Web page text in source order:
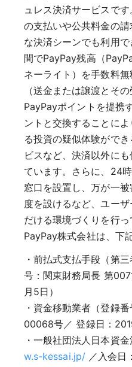
ュレス決済サービスで
の支払いや公共料金の
な決済シーンでも利用
間でPayPay残高（
ネーライト）を手数料無
（送金または譲渡とそ
PayPayポイントを提携
ントと交換することに
る投資の疑似体験がで
ビスなど、決済以外に
ています。さらに、24
窓口を設置し、万が一
度を設けるなど、ユー
だける環境づくりを行っ
PayPay株式会社は、下
・前払式支払手段（第
号：関東財務局長 第
月5日）
・資金移動業者（登録
00068号／ 登録日：
・一般社団法人日本資
w.s-kessai.jp/／入会日